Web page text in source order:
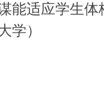
能适应学生
学）